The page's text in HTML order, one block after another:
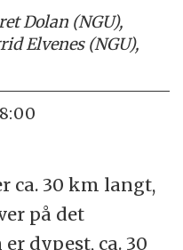
Dolan (NGU),
Elvenes (NGU),
ca. 30 km langt,
på det
dypest, ca. 30